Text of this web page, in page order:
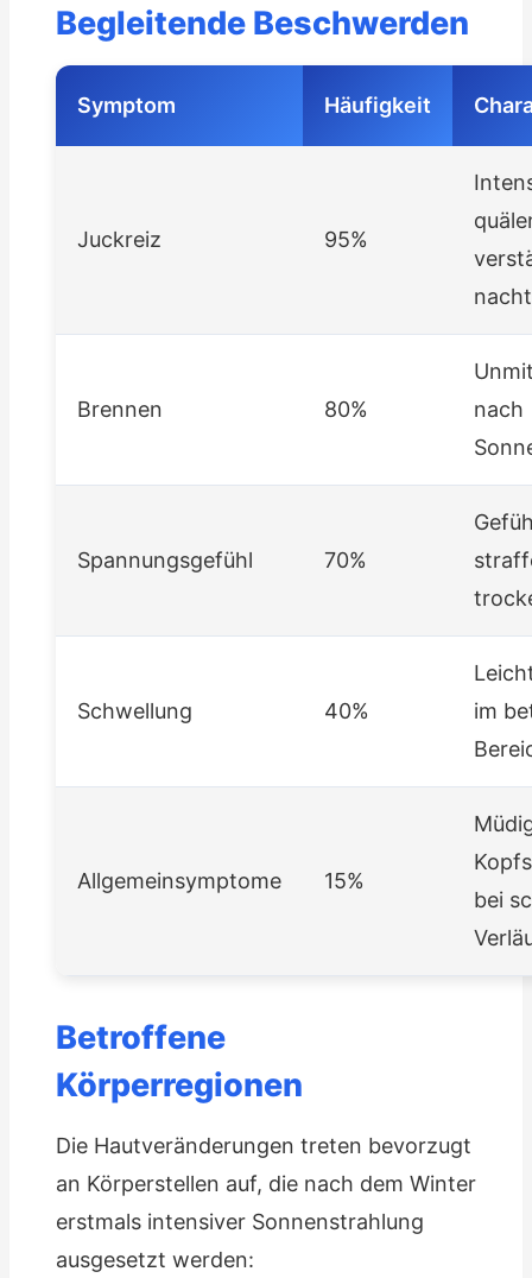
Begleitende Beschwerden
Symptom Häufigkeit
Juckreiz 95%
Brennen 80%
nach
Spannungsgefühl 70%
Schwellung 40%
im
Allgemeinsymptome 15%
bei
Betroffene
Körperregionen
Die Hautveränderungen treten bevorzugt
an Körperstellen auf, die nach dem Winter
erstmals intensiver Sonnenstrahlung
ausgesetzt werden: